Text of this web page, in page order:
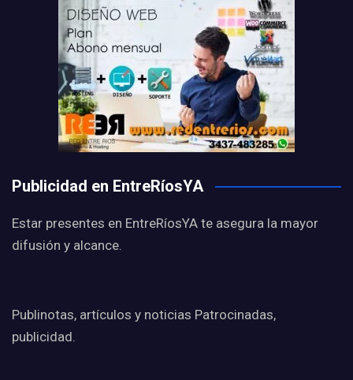
Publicidad en EntreRíosYA
Estar presentes en EntreRíosYA te asegura la mayor
difusión y alcance.
Publinotas, artículos y noticias Patrocinadas,
publicidad.